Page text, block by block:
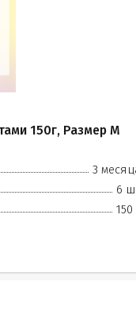
150г, Размер М
3
6
150